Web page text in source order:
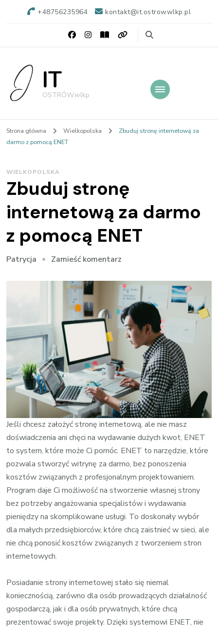
+48756235964 kontakt@it.ostrowwlkp.pl
IT
OSTRÓW.wlkp
Strona główna Wielkopolska
Zbuduj stronę internetową za
darmo z pomocą ENET
WIELKOPOLSKA
Zbuduj stronę
internetową za darmo
z pomocą ENET
Patrycja Zamieść komentarz
Zbuduj
stronę
internetową
za
darmo
pomocą
ENET
Jeśli chcesz założyć stronę internetową, ale nie masz
doświadczenia ani chęci na wydawanie dużych kwot, ENET
to system, które może Ci pomóc. ENET to narzędzie, które
pozwala stworzyć witrynę za darmo, bez ponoszenia
kosztów związanych z profesjonalnym projektowaniem.
Program daje Ci możliwość na stworzenie własnej strony
bez potrzeby angażowania specjalistów i wydawania
pieniędzy na skomplikowane usługi. To doskonały wybór
dla małych przedsiębiorców, które chcą zaistnieć w sieci, ale
nie chcą ponosić kosztów związanych z tworzeniem stron
internetowych.
Posiadanie strony internetowej stało się niemal
koniecznością, zarówno dla osób prowadzących działalność
gospodarczą, jak i dla osób prywatnych, które chcą
prezentować swoje projekty. Dzięki systemowi ENET, nie